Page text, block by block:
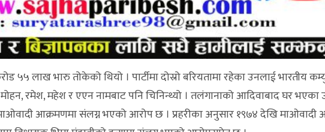
लाख भारु तोकेको थियो । पार्टीमा दोस्रो बरियतामा रहेका उनलाई भारतीय
मोहन, रमेश, महेश र एएन नामबाट पनि चिनिन्थ्यो । तलंगानाको आदिवाबाद घर भएका
आक्रमणमा संलग्न भएको आरोप छ । प्रहरीका अनुसार १९७४ देखि माओवादी